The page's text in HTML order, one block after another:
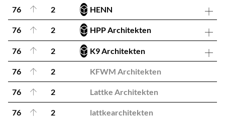
76 2 HENN
76 2 HPP Architekten
76 2 K9 Architekten
76 2 KFWM Architekten
76 2 Lattke Architekten
76 2 lattkearchitekten